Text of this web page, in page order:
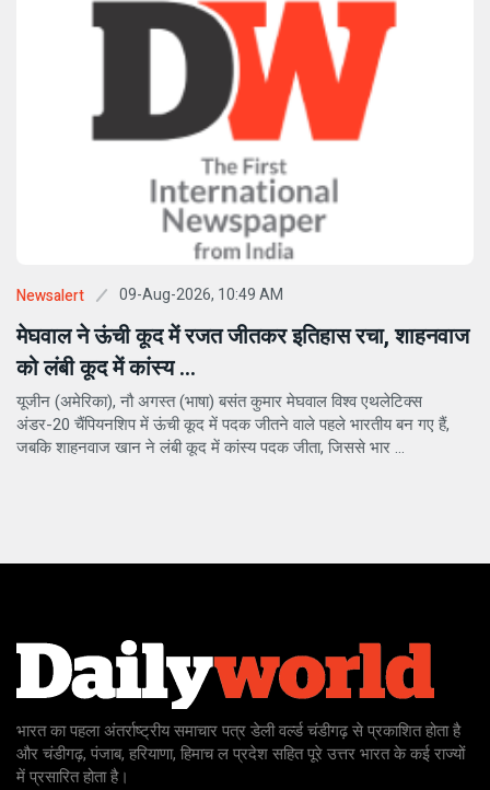
Newsalert 09-Aug-2026, 10:49 AM
मेघवाल ने ऊंची कूद में रजत जीतकर इतिहास रचा, शाहनवाज
को लंबी कूद में कांस्य ...
यूजीन (अमेरिका), नौ अगस्त (भाषा) बसंत कुमार मेघवाल विश्व एथलेटिक्स
अंडर-20 चैंपियनशिप में ऊंची कूद में पदक जीतने वाले पहले भारतीय बन गए हैं,
जबकि शाहनवाज खान ने लंबी कूद में कांस्य पदक जीता, जिससे भार ...
भारत का पहला अंतर्राष्ट्रीय समाचार पत्र डेली वर्ल्ड चंडीगढ़ से प्रकाशित होता है
और चंडीगढ़, पंजाब, हरियाणा, हिमाच ल प्रदेश सहित पूरे उत्तर भारत के कई राज्यों
में प्रसारित होता है।